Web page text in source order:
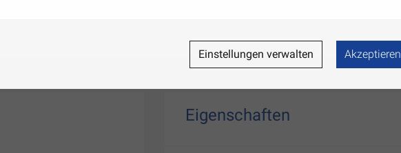
Eigenschaften
Einstellungen verwalten Akzeptieren